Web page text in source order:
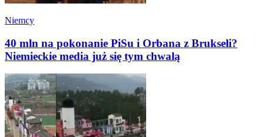
Niemcy
40 mln na pokonanie PiSu i Orbana z Brukseli?
Niemieckie media już się tym chwalą